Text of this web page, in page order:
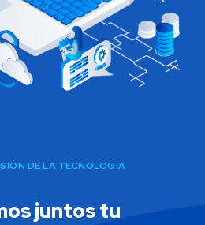
DE LA TECNOLOGIA
juntos tu